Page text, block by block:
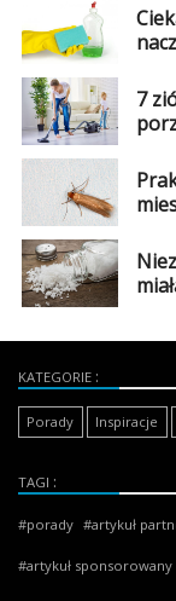
7
KATEGORIE
Porady Inspiracje
TAGI
porady artykuł
artykuł sponsorowany